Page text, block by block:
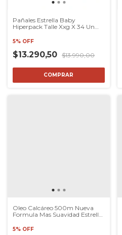
Pañales Estrella Baby
Hiperpack Talle Xxg X 34 Un
Género
5% OFF
$13.290,50 $13.990,00
COMPRAR
Oleo Calcáreo 500m Nueva
Formula Mas Suavidad Estrella
5% OFF